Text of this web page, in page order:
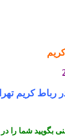
کریم
بگویید شما را در